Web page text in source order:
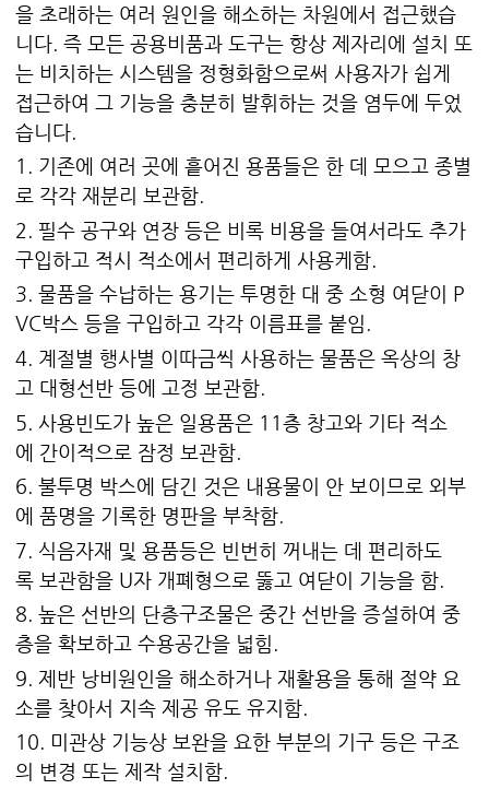
을 초래하는 여러 원인을 해소하는 차원에서 접근했습
니다. 즉 모든 공용비품과 도구는 항상 제자리에 설치 또
는 비치하는 시스템을 정형화함으로써 사용자가 쉽게
접근하여 그 기능을 충분히 발휘하는 것을 염두에 두었
습니다.
1. 기존에 여러 곳에 흩어진 용품들은 한 데 모으고 종별
로 각각 재분리 보관함.
2. 필수 공구와 연장 등은 비록 비용을 들여서라도 추가
구입하고 적시 적소에서 편리하게 사용케함.
3. 물품을 수납하는 용기는 투명한 대 중 소형 여닫이 P
VC박스 등을 구입하고 각각 이름표를 붙임.
4. 계절별 행사별 이따금씩 사용하는 물품은 옥상의 창
고 대형선반 등에 고정 보관함.
5. 사용빈도가 높은 일용품은 11층 창고와 기타 적소
에 간이적으로 잠정 보관함.
6. 불투명 박스에 담긴 것은 내용물이 안 보이므로 외부
에 품명을 기록한 명판을 부착함.
7. 식음자재 및 용품등은 빈번히 꺼내는 데 편리하도
록 보관함을 U자 개폐형으로 뚫고 여닫이 기능을 함.
8. 높은 선반의 단층구조물은 중간 선반을 증설하여 중
층을 확보하고 수용공간을 넓힘.
9. 제반 낭비원인을 해소하거나 재활용을 통해 절약 요
소를 찾아서 지속 제공 유도 유지함.
10. 미관상 기능상 보완을 요한 부분의 기구 등은 구조
의 변경 또는 제작 설치함.